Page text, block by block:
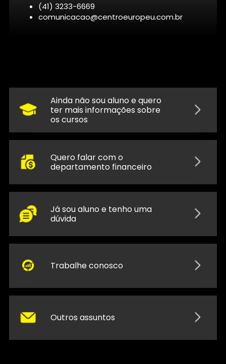
(41) 3233-6669
comunicacao@centroeuropeu.com.br
Ainda não sou aluno e quero
ter mais informações sobre
os cursos
Quero falar com o
departamento financeiro
Já sou aluno e tenho uma
dúvida
Trabalhe conosco
Outros assuntos